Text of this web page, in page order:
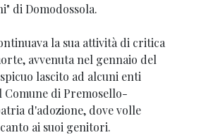
di Domodossola.
la sua attività di critica
avvenuta nel gennaio del
lascito ad alcuni enti
di Premosello-
d'adozione, dove volle
ai suoi genitori.